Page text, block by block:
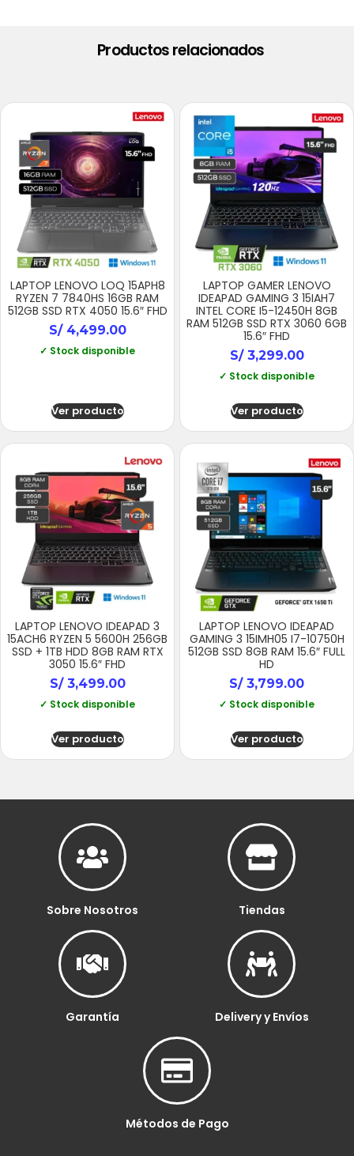
Productos relacionados
LAPTOP LENOVO LOQ 15APH8
RYZEN 7 7840HS 16GB RAM
512GB SSD RTX 4050 15.6″ FHD
S/4,499.00
✓ Stock disponible
Ver producto
LAPTOP GAMER LENOVO
IDEAPAD GAMING 3 15IAH7
INTEL CORE I5-12450H 8GB
RAM 512GB SSD RTX 3060 6GB
15.6″ FHD
S/3,299.00
✓ Stock disponible
Ver producto
LAPTOP LENOVO IDEAPAD 3
15ACH6 RYZEN 5 5600H 256GB
SSD + 1TB HDD 8GB RAM RTX
3050 15.6″ FHD
S/3,499.00
✓ Stock disponible
Ver producto
LAPTOP LENOVO IDEAPAD
GAMING 3 15IMH05 I7-10750H
512GB SSD 8GB RAM 15.6″ FULL
HD
S/3,799.00
✓ Stock disponible
Ver producto
Sobre Nosotros Tiendas
Garantía Delivery y Envíos
Métodos de Pago